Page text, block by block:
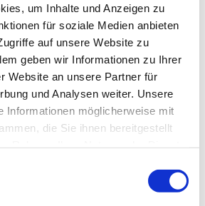
um Inhalte und Anzeigen zu
für soziale Medien anbieten
auf unsere Website zu
geben wir Informationen zu Ihrer
Website an unsere Partner für
und Analysen weiter. Unsere
Informationen möglicherweise mit
die Sie ihnen bereitgestellt
der je in der Politik gelesen
Politiker geworden, während
von Beulwitz über Wolzogen
Elle mitgebracht um einen
Auch das war gut gesprochen –
Schiller hinzufügt: „Ich
Respekt für diesen
Menschenocean, aber es ist